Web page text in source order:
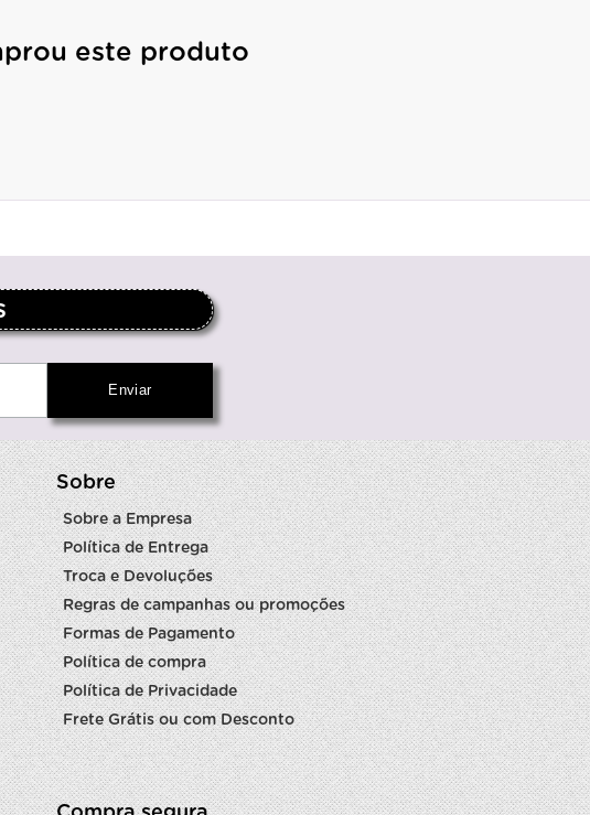
este produto
Sobre
Sobre a Empresa
Política de Entrega
Troca e Devoluções
Regras de campanhas ou promoções
Formas de Pagamento
Política de compra
Política de Privacidade
Frete Grátis ou com Desconto